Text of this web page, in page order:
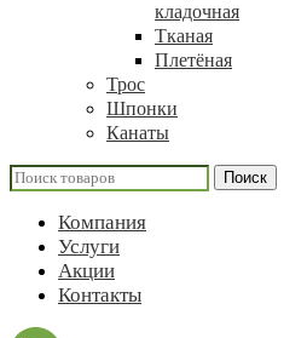
кладочная
Тканая
Плетёная
Трос
Шпонки
Канаты
Поиск
Компания
Услуги
Акции
Контакты